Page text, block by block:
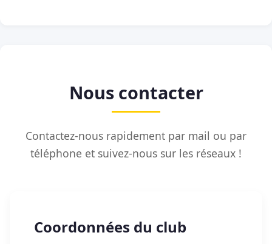
Nous contacter
Contactez-nous rapidement par mail ou par
téléphone et suivez-nous sur les réseaux !
Coordonnées du club